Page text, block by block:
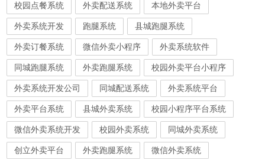
校园点餐系统 外卖配送系统 本地外卖平台
外卖系统开发 跑腿系统 县城跑腿系统
外卖订餐系统 微信外卖小程序 外卖系统软件
同城跑腿系统 外卖跑腿系统 校园外卖平台小程序
外卖系统开发公司 同城配送系统 外卖系统平台
外卖平台系统 县城外卖系统 校园小程序平台系统
微信外卖系统开发 校园外卖系统 同城外卖系统
创立外卖平台 外卖跑腿系统 微信外卖系统